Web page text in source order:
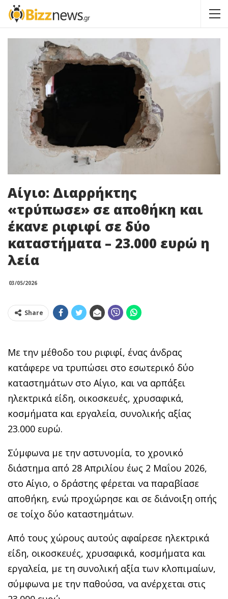
Αίγιο: Διαρρήκτης
«τρύπωσε» σε αποθήκη και
έκανε ριφιφί σε δύο
καταστήματα – 23.000 ευρώ η
λεία
03/05/2026
Share
Με την μέθοδο του ριφιφί, ένας άνδρας
κατάφερε να τρυπώσει στο εσωτερικό δύο
καταστημάτων στο Αίγιο, και να αρπάξει
ηλεκτρικά είδη, οικοσκευές, χρυσαφικά,
κοσμήματα και εργαλεία, συνολικής αξίας
23.000 ευρώ.
Σύμφωνα με την αστυνομία, το χρονικό
διάστημα από 28 Απριλίου έως 2 Μαΐου 2026,
στο Αίγιο, ο δράστης φέρεται να παραβίασε
αποθήκη, ενώ προχώρησε και σε διάνοιξη οπής
σε τοίχο δύο καταστημάτων.
Από τους χώρους αυτούς αφαίρεσε ηλεκτρικά
είδη, οικοσκευές, χρυσαφικά, κοσμήματα και
εργαλεία, με τη συνολική αξία των κλοπιμαίων,
σύμφωνα με την παθούσα, να ανέρχεται στις